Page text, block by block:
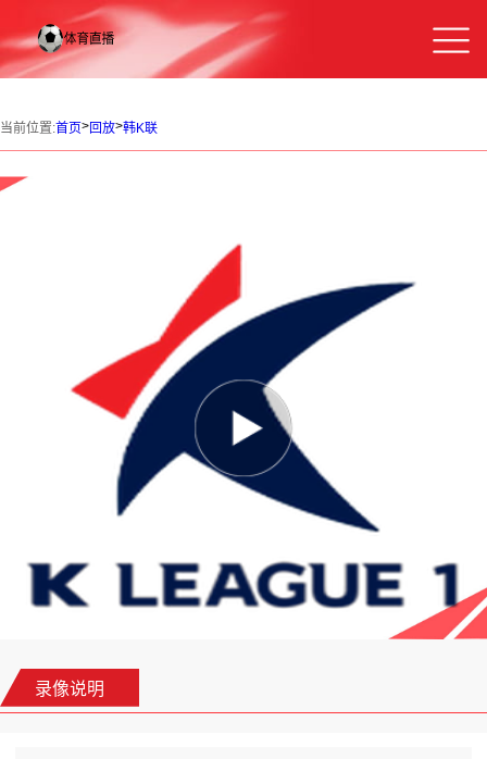
当前位置:首页>回放>韩K联
录像说明